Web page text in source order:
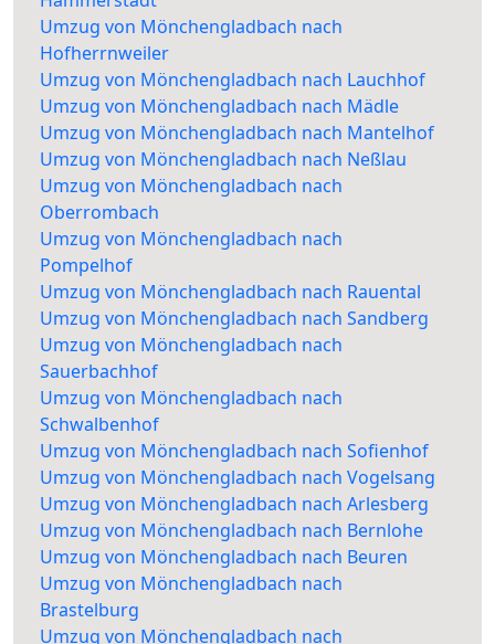
Umzug von Mönchengladbach nach
Hofherrnweiler
Umzug von Mönchengladbach nach Lauchhof
Umzug von Mönchengladbach nach Mädle
Umzug von Mönchengladbach nach Mantelhof
Umzug von Mönchengladbach nach Neßlau
Umzug von Mönchengladbach nach
Oberrombach
Umzug von Mönchengladbach nach
Pompelhof
Umzug von Mönchengladbach nach Rauental
Umzug von Mönchengladbach nach Sandberg
Umzug von Mönchengladbach nach
Sauerbachhof
Umzug von Mönchengladbach nach
Schwalbenhof
Umzug von Mönchengladbach nach Sofienhof
Umzug von Mönchengladbach nach Vogelsang
Umzug von Mönchengladbach nach Arlesberg
Umzug von Mönchengladbach nach Bernlohe
Umzug von Mönchengladbach nach Beuren
Umzug von Mönchengladbach nach
Brastelburg
Umzug von Mönchengladbach nach